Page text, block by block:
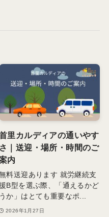
里カルディアの通いやす
さ｜送迎・場所・時間のご
内
料送迎あります 就労継続支
B型を選ぶ際、「通えるかど
うか」はとても重要なポ...
2026年1月27日